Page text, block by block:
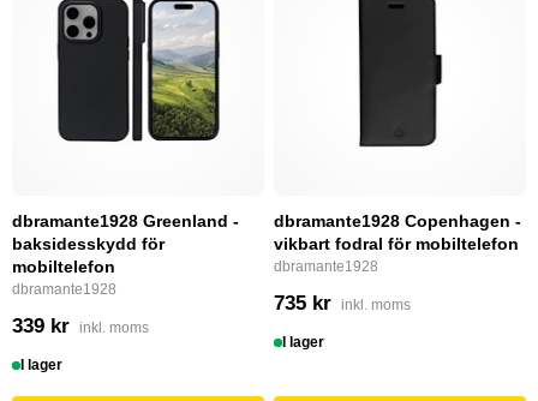
dbramante1928 Greenland -
baksidesskydd för
mobiltelefon
dbramante1928
339 kr inkl. moms
I lager
dbramante1928 Copenhagen -
vikbart fodral för mobiltelefon
dbramante1928
735 kr inkl. moms
I lager